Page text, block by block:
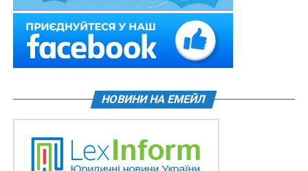
НОВИНИ НА ЕМЕЙЛ